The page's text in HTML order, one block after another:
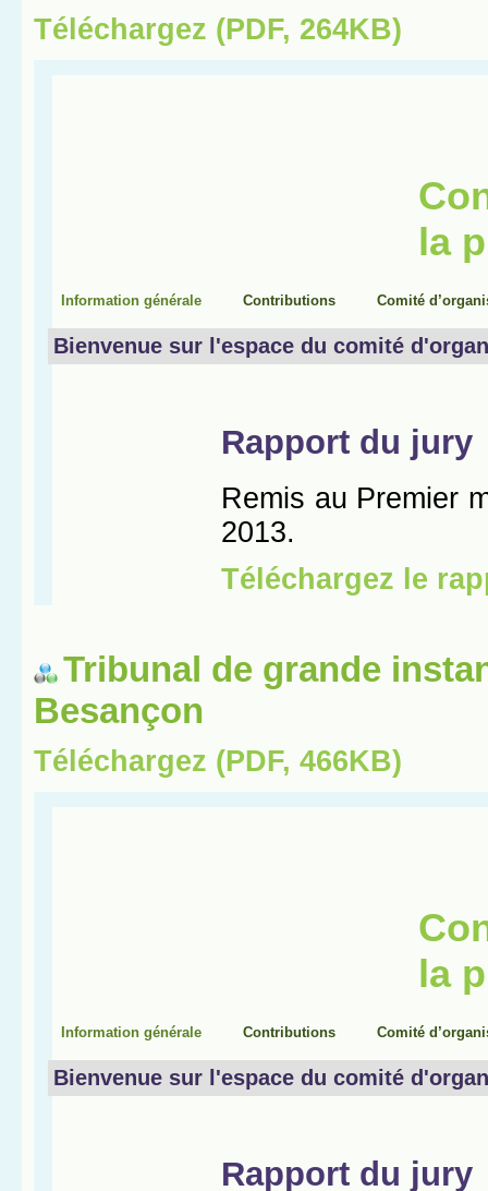
Téléchargez (PDF, 264KB)
Tribunal de grande
Besançon
Téléchargez (PDF, 466KB)